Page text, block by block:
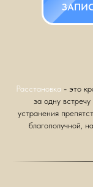
Расстановка - это
за одну
устранения
благополучной,